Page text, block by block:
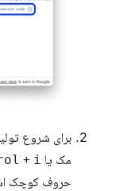
برای شروع
مک یا
+ i
حروف کوچک